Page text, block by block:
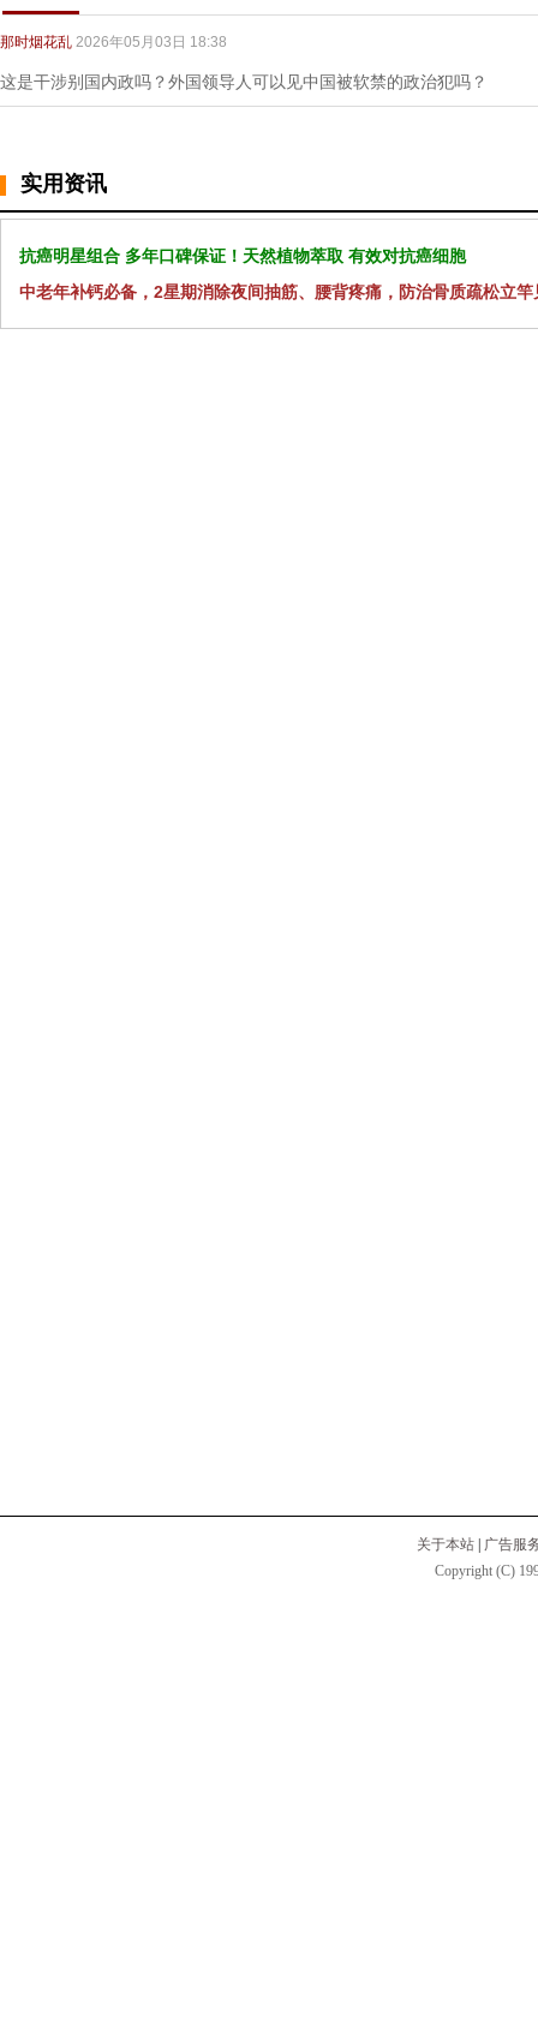
那时烟花乱 2026年05月03日 18:38
这是干涉别国内政吗？外国领导人可以见中国被软禁的政治犯吗？
实用资讯
抗癌明星组合 多年口碑保证！天然植物萃取 有效对抗癌细胞
中老年补钙必备，2星期消除夜间抽筋、腰背疼痛，防治骨质疏松立竿
关于本站
广告服
Copyright (C)